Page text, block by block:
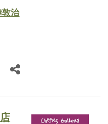
敦治